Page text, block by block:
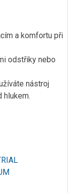
a komfortu při
odstřiky nebo
nástroj
hlukem.